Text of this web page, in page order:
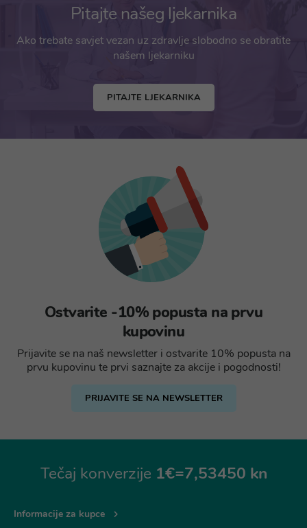
Pitajte našeg ljekarnika
Ako trebate savjet vezan uz zdravlje slobodno se obratite
našem ljekarniku
PITAJTE LJEKARNIKA
Ostvarite -10% popusta na prvu
kupovinu
Prijavite se na naš newsletter i ostvarite 10% popusta na
prvu kupovinu te prvi saznajte za akcije i pogodnosti!
PRIJAVITE SE NA NEWSLETTER
Tečaj konverzije 1€=7,53450 kn
Informacije za kupce